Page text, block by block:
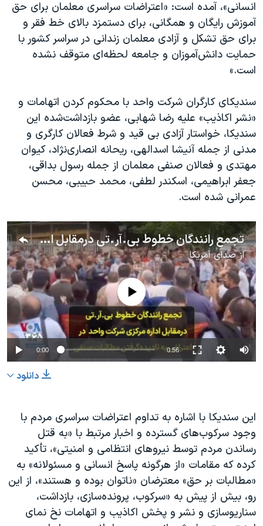
نرگس محمدی برنده جایزه نوبل صلح
همایش محافظه‌کاران آمریکا «سی‌پک»
انسانی»، آمده است: «اعتراضات سراسری معلمان برای حق
آموزش رایگان و همگانی، برای دستمزد بالای خط فقر و
برای حق تشکل و آزادی معلمان زندانی در سراسر کشور با
حمایت دانش‌آموزان و جامعه لحظه‌ای متوقف نشده
است.»
سندیکای کارگران شرکت واحد با محکوم کردن اتهامات و
«نشر اکاذیب» علیه رضا شهابی، عضو بازداشت‌شده این
سندیکا، خواستار آزادی بی قید و شرط فعالان کارگری و
مدنی از جمله آنیشا اسدالهی، ریحانه انصاری‌نژاد، کیوان
مهتدی و فعالان صنفی معلمان از جمله رسول بداقی،
جعفر ابراهیمی، اسکندر لطفی، محمد حبیبی، محسن
عمرانی شده است.
تجمع رانندگان خطوط بی.آر.تی درمقابل اداره مرکزی شرکت واحد در اعتراض به نادیده‌گرفتن مطالبات صنفی
ازصدای آمریکا
No media source currently available
0:00 0:56
دانلود
این سندیکا با اشاره به تداوم اعتراضات سراسری مردم با
وجود سرکوب‌های گسترده و اخبار مرتبط با «به قتل
رساندن مردم توسط نیروهای انتظامی و امنیتی»، تأکید
کرده که مقامات «از هرگونه پاسخ انسانی و مسئولانه» به
«مطالبات بر حق» معترضان «ناتوان بوده و هستند»، از این
رو، بیش از پیش به «سرکوب، پرونده‌سازی، بازداشت،
سناریوسازی و نشر و پخش اکاذیب و اتهامات نخ نمای